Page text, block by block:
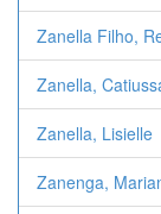
Zanella Filho,
Zanella,
Zanella, Lisielle
Zanenga,